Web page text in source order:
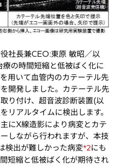
社長兼CEO:東原 敏昭／以
の時間短縮と低被ばく化に
用いて血管内のカテーテル先
開発しました。カテーテル先
り付け、超音波診断装置(以
リアルタイムに検出します。
にX線造影により病変とカテ
しながら行われますが、本技
検出が難しかった病変*2にも
短縮と低被ばく化が期待され